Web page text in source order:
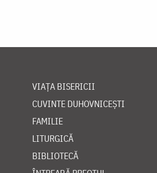
VIAȚA BISERICII
CUVINTE DUHOVNICEȘTI
FAMILIE
LITURGICĂ
BIBLIOTECĂ